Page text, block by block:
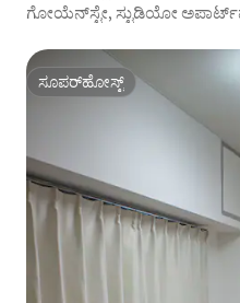
ಗೋಯೆನ್‌ಸ್ಟೇ, ಸ್ಟುಡಿಯೋ
ಸೂಪರ್‌ಹೋಸ್ಟ್
ಸೂಪರ್‌ಹೋಸ್ಟ್